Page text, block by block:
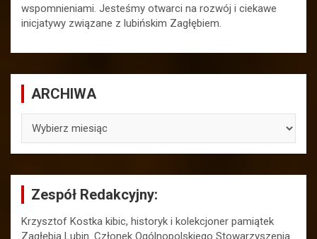
wspomnieniami. Jesteśmy otwarci na rozwój i ciekawe
inicjatywy związane z lubińskim Zagłębiem.
ARCHIWA
Zespół Redakcyjny:
Krzysztof Kostka kibic, historyk i kolekcjoner pamiątek
Zagłębia Lubin. Członek Ogólnopolskiego Stowarzyszenia